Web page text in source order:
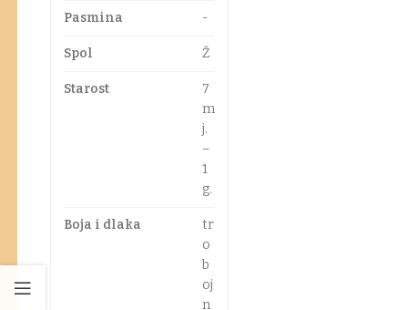
Pasmina -
Spol Ž
Starost
7
m
j.
–
1
g.
Boja i dlaka
tr
o
b
oj
n